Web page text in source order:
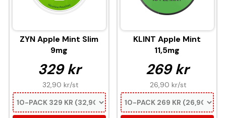
ZYN Apple Mint Slim
9mg
329 kr
32,90 kr/st
KLINT Apple Mint
11,5mg
269 kr
26,90 kr/st